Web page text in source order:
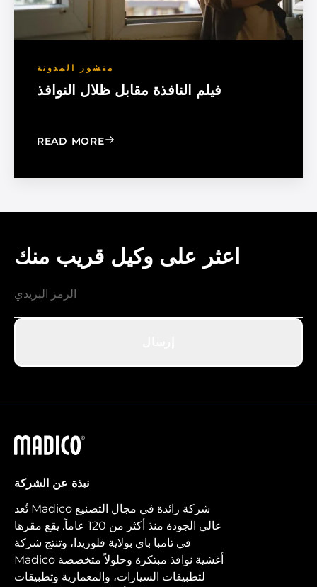
منشور المدونة
فيلم النافذة مقابل ظلال النوافذ
READ MORE: WINDOW FILM VS. WINDOW
اعثر على وكيل قريب منك
ماديكو
نبذة عن الشركة
تُعد Madico شركة رائدة في مجال التصنيع
عالي الجودة منذ أكثر من 120 عاماً. يقع مقرها
في تامبا باي بولاية فلوريدا، وتنتج شركة
Madico أغشية نوافذ مبتكرة وحلولاً متخصصة
لتطبيقات السيارات، والمعمارية وتطبيقات